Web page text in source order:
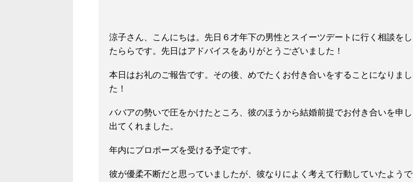
涼子さん、こんにちは。先日６才年下の男性とスイーツデートに行 く相談をし
たららです。先日はアドバイスをありがとうございました！
本日はお礼のご報告です。その後、めでたくお付き合いをすること になりまし
た！
ババアの勢いで圧をかけたところ、彼のほうから結婚前提でお付き合いを申し
出てくれました。
年内にプロポーズを受ける予定です。
彼が優柔不断だと思っていましたが、彼なりによく 考えて行動していたようで